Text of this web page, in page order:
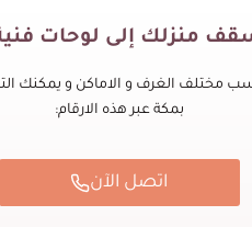
منزلك إلى لوحات
مختلف الغرف و الاماكن و يمكنك
بمكة عبر هذه الارقام:
اتصل الآن